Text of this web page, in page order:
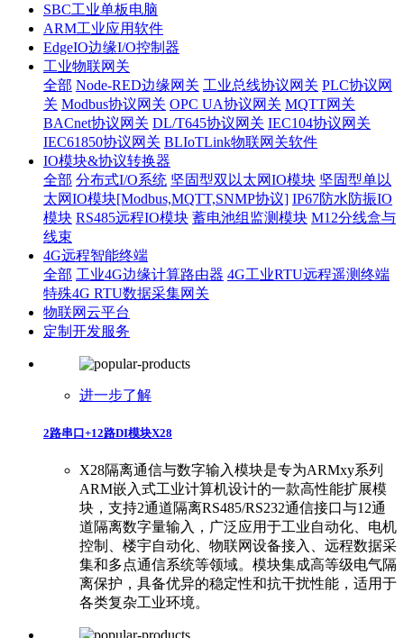
SBC工业单板电脑
ARM工业应用软件
EdgeIO边缘I/O控制器
工业物联网关
全部 Node-RED边缘网关 工业总线协议网关 PLC协议网
关 Modbus协议网关 OPC UA协议网关 MQTT网关
BACnet协议网关 DL/T645协议网关 IEC104协议网关
IEC61850协议网关 BLIoTLink物联网关软件
IO模块&协议转换器
全部 分布式I/O系统 坚固型双以太网IO模块 坚固型单以
太网IO模块[Modbus,MQTT,SNMP协议] IP67防水防振IO
模块 RS485远程IO模块 蓄电池组监测模块 M12分线盒与
线束
4G远程智能终端
全部 工业4G边缘计算路由器 4G工业RTU远程遥测终端
特殊4G RTU数据采集网关
物联网云平台
定制开发服务
进一步了解
2路串口+12路DI模块X28
X28隔离通信与数字输入模块是专为ARMxy系列
ARM嵌入式工业计算机设计的一款高性能扩展模
块，支持2通道隔离RS485/RS232通信接口与12通
道隔离数字量输入，广泛应用于工业自动化、电机
控制、楼宇自动化、物联网设备接入、远程数据采
集和多点通信系统等领域。模块集成高等级电气隔
离保护，具备优异的稳定性和抗干扰性能，适用于
各类复杂工业环境。